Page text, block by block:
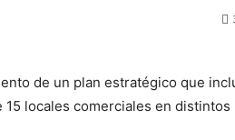
de un plan estratégico que
locales comerciales en distintos